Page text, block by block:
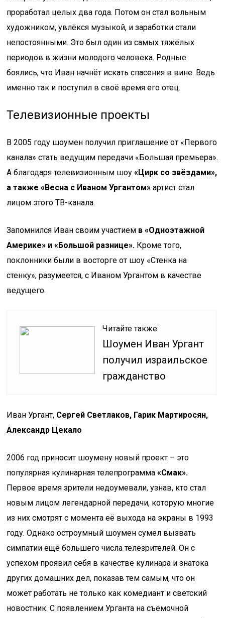
проработал целых два года. Потом он стал вольным
художником, увлёкся музыкой, и заработки стали
непостоянными. Это был один из самых тяжёлых
периодов в жизни молодого человека. Родные
боялись, что Иван начнёт искать спасения в вине. Ведь
именно так и поступил в своё время его отец.
Телевизионные проекты
В 2005 году шоумен получил приглашение от «Первого
канала» стать ведущим передачи «Большая премьера».
А благодаря телевизионным шоу«Цирк со звёздами»,
а также «Весна с Иваном Ургантом» артист стал
лицом этого ТВ-канала.
Запомнился Иван своим участием в «Одноэтажной
Америке» и «Большой разнице». Кроме того,
поклонники были в восторге от шоу «Стенка на
стенку», разумеется, с Иваном Ургантом в качестве
ведущего.
Читайте также:
Шоумен Иван Ургант
получил израильское
гражданство
Иван Ургант, Сергей Светлаков, Гарик Мартиросян,
Александр Цекало
2006 год приносит шоумену новый проект – это
популярная кулинарная телепрограмма«Смак».
Первое время зрители недоумевали, узнав, кто стал
новым лицом легендарной передачи, которую многие
из них смотрят с момента её выхода на экраны в 1993
году. Однако остроумный шоумен сумел вызвать
симпатии ещё большего числа телезрителей. Он с
успехом проявил себя в качестве кулинара и знатока
других домашних дел, показав тем самым, что он
может работать не только как комедиант и светский
новостник. С появлением Урганта на съёмочной